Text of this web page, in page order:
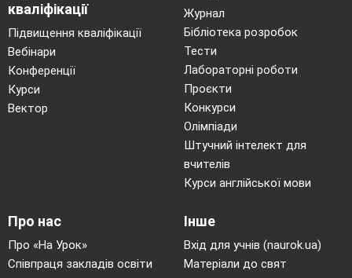
кваліфікації
Підвищення кваліфікації
Вебінари
Конференції
Курси
Вектор
Журнал
Бібліотека розробок
Тести
Лабораторні роботи
Проєкти
Конкурси
Олімпіади
Штучний інтелект для
вчителів
Курси англійської мови
Про нас
Про «На Урок»
Співпраця закладів освіти
Інше
Вхід для учнів (naurok.ua)
Матеріали до свят